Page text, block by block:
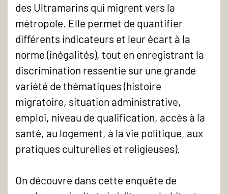
des Ultramarins qui migrent vers la
métropole. Elle permet de quantifier
différents indicateurs et leur écart à la
norme (inégalités), tout en enregistrant la
discrimination ressentie sur une grande
variété de thématiques (histoire
migratoire, situation administrative,
emploi, niveau de qualification, accès à la
santé, au logement, à la vie politique, aux
pratiques culturelles et religieuses).
On découvre dans cette enquête de